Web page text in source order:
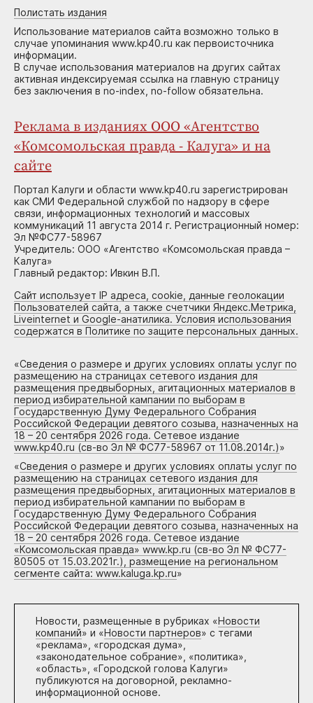
Полистать издания
Использование материалов сайта возможно только в
случае упоминания www.kp40.ru как первоисточника
информации.
В случае использования материалов на других сайтах
активная индексируемая ссылка на главную страницу
без заключения в no-index, no-follow обязательна.
Реклама в изданиях ООО «Агентство
«Комсомольская правда - Калуга» и на
сайте
Портал Калуги и области www.kp40.ru зарегистрирован
как СМИ Федеральной службой по надзору в сфере
связи, информационных технологий и массовых
коммуникаций 11 августа 2014 г. Регистрационный номер:
Эл №ФС77-58967
Учредитель: ООО «Агентство «Комсомольская правда –
Калуга»
Главный редактор: Ивкин В.П.
Сайт использует IP адреса, cookie, данные геолокации
Пользователей сайта, а также счетчики Яндекс.Метрика,
Liveinternet и Google-анатилика. Условия использования
содержатся в Политике по защите персональных данных.
«Сведения о размере и других условиях оплаты услуг по
размещению на страницах сетевого издания для
размещения предвыборных, агитационных материалов в
период избирательной кампании по выборам в
Государственную Думу Федерального Собрания
Российской Федерации девятого созыва, назначенных на
18 – 20 сентября 2026 года. Сетевое издание
www.kp40.ru (св-во Эл № ФС77-58967 от 11.08.2014г.)»
«Сведения о размере и других условиях оплаты услуг по
размещению на страницах сетевого издания для
размещения предвыборных, агитационных материалов в
период избирательной кампании по выборам в
Государственную Думу Федерального Собрания
Российской Федерации девятого созыва, назначенных на
18 – 20 сентября 2026 года. Сетевое издание
«Комсомольская правда» www.kp.ru (св-во Эл № ФС77-
80505 от 15.03.2021г.), размещение на региональном
сегменте сайта: www.kaluga.kp.ru»
Новости, размещенные в рубриках «Новости
компаний» и «Новости партнеров» с тегами
«реклама», «городская дума»,
«законодательное собрание», «политика»,
«область», «Городской голова Калуги»
публикуются на договорной, рекламно-
информационной основе.